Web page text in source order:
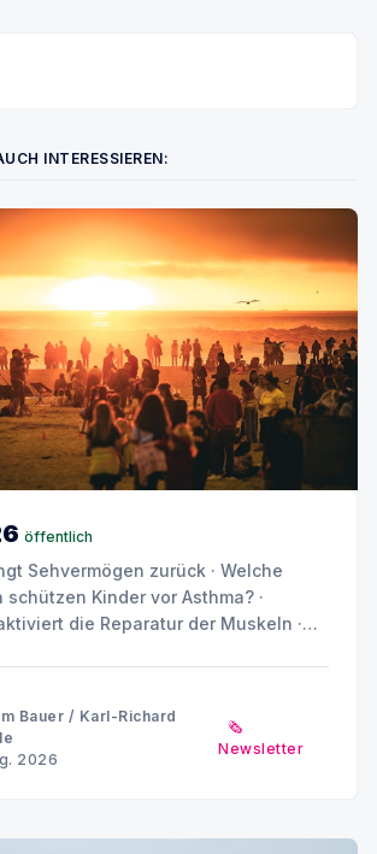
INTERESSIEREN:
öffentlich
Sehvermögen zurück · Welche
Kinder vor Asthma? ·
die Reparatur der Muskeln ·
Bauer / Karl-Richard
2026
🗞️
Newsletter